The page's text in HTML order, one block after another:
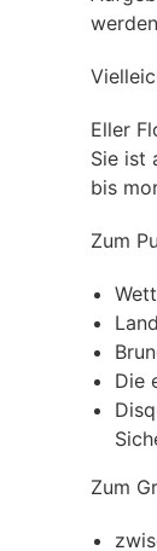
Eller
Sie ist
bis
Zum
Die
Zum